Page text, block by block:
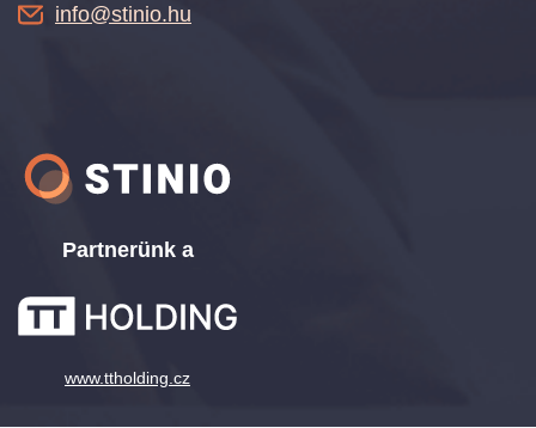
Partnerünk a
www.ttholding.cz
info@stinio.hu